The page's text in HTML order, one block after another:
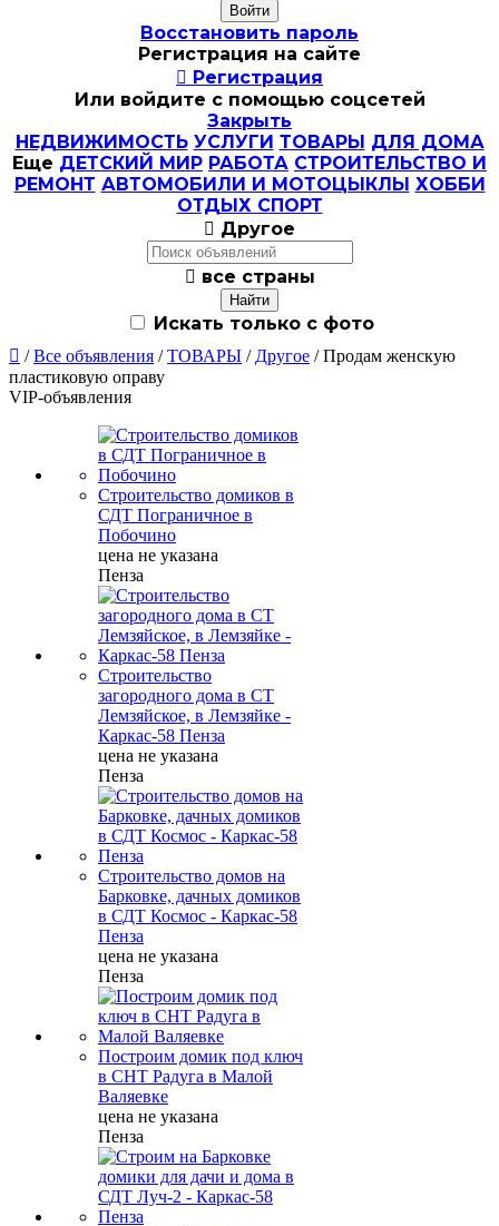
Восстановить пароль
Регистрация на сайте
 Регистрация
Или войдите с помощью соцсетей
Закрыть
НЕДВИЖИМОСТЬ УСЛУГИ ТОВАРЫ ДЛЯ ДОМА
Еще ДЕТСКИЙ МИР РАБОТА СТРОИТЕЛЬСТВО И
РЕМОНТ АВТОМОБИЛИ И МОТОЦЫКЛЫ ХОББИ
ОТДЫХ СПОРТ
 Другое
 все страны
Искать только с фото
 /Все объявления /ТОВАРЫ / Другое / Продам женскую
пластиковую оправу
VIP-объявления
Строительство домиков в
СДТ Пограничное в
Побочино
цена не указана
Пенза
Строительство
загородного дома в СТ
Лемзяйское, в Лемзяйке -
Каркас-58 Пенза
цена не указана
Пенза
Строительство домов на
Барковке, дачных домиков
в СДТ Космос - Каркас-58
Пенза
цена не указана
Пенза
Построим домик под ключ
в СНТ Радуга в Малой
Валяевке
цена не указана
Пенза